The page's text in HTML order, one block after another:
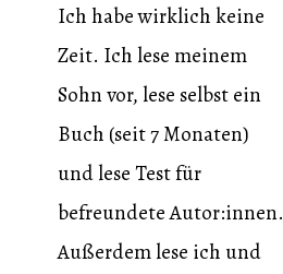
Ich habe wirklich keine
Zeit. Ich lese meinem
Sohn vor, lese selbst ein
Buch (seit 7 Monaten)
und lese Test für
befreundete Autor:innen.
Außerdem lese ich und